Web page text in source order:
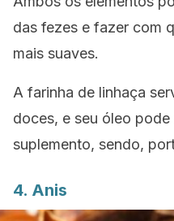
das fezes e fazer com
mais suaves.
A farinha de linhaça
doces, e seu óleo
suplemento, sendo,
4. Anis